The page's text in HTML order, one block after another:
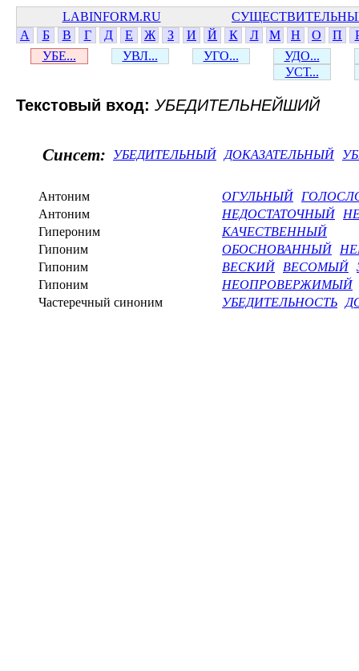
LABINFORM.RU
А
Б В Г Д Е Ж З И Й К Л М Н О П
УБЕ...
УВЛ... УГО...
УДО...
УСТ...
Текстовый вход: УБЕДИТЕЛЬНЕЙШИЙ
Синсет: УБЕДИТЕЛЬНЫЙ ДОКАЗАТЕЛЬНЫЙ
Антоним ОГУЛЬНЫЙ
Антоним
НЕДОСТАТОЧНЫЙ
Гипероним
КАЧЕСТВЕННЫЙ
Гипоним
ОБОСНОВАННЫЙ
Гипоним
ВЕСКИЙ ВЕСОМЫЙ
Гипоним
НЕОПРОВЕРЖИМЫЙ
Частеречный синоним
УБЕДИТЕЛЬНОСТЬ